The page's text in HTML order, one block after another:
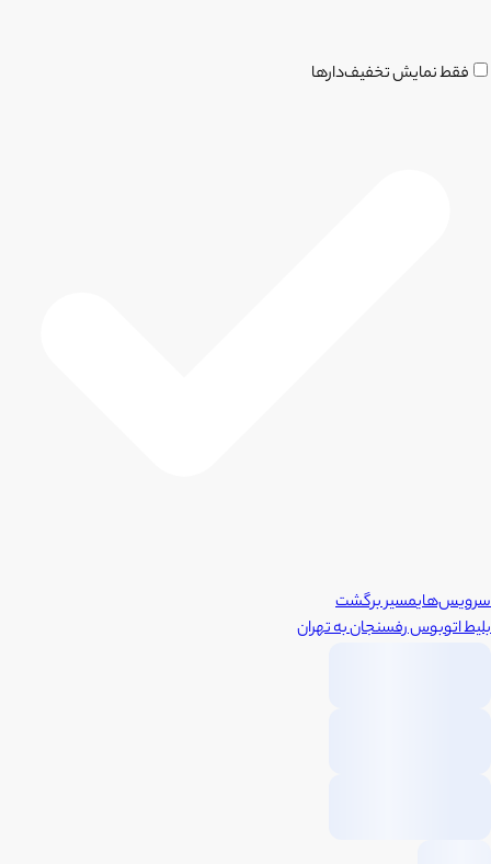
فقط نمایش تخفیف‌دارها
سرویس‌هایمسیر برگشت
بلیط اتوبوسرفسنجانبهتهران